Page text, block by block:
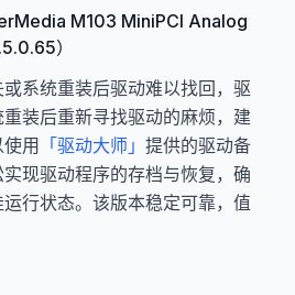
M103 MiniPCI Analog
）
系统重装后驱动难以找回，驱
装后重新寻找驱动的麻烦，建
用
「驱动大师」 提供的驱动备
现驱动程序的存档与恢复，确
行状态。该版本稳定可靠，值